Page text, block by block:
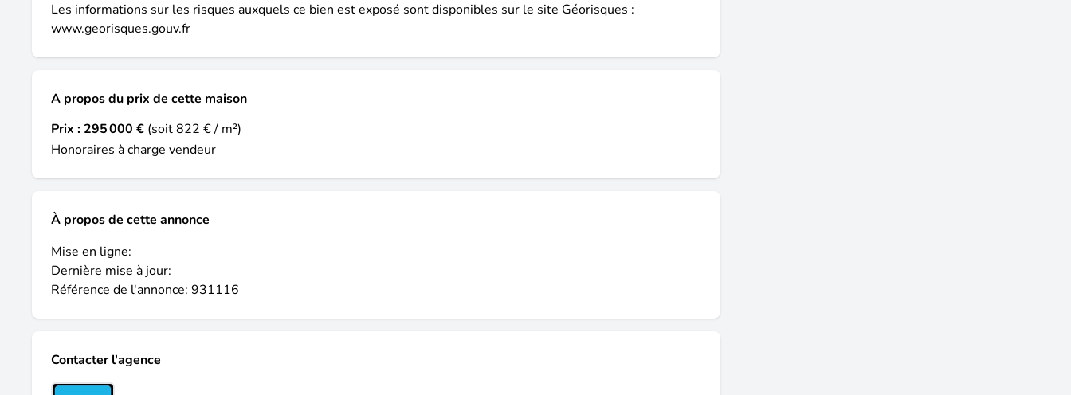
Les informations sur les risques auxquels ce bien est exposé sont disponibles sur le site Géorisques :
www.georisques.gouv.fr
A propos du prix de cette maison
Prix : 295 000 € (soit 822 € / m²)
Honoraires à charge vendeur
À propos de cette annonce
Mise en ligne:
Dernière mise à jour:
Référence de l'annonce: 931116
Contacter l'agence